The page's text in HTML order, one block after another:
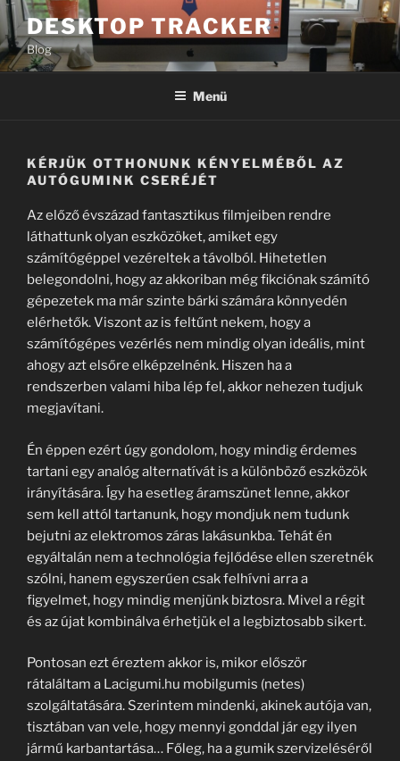
Tartalomhoz
DESKTOP TRACKER
Blog
Menü
KÉRJÜK OTTHONUNK KÉNYELMÉBŐL AZ
AUTÓGUMINK CSERÉJÉT
Az előző évszázad fantasztikus filmjeiben rendre
láthattunk olyan eszközöket, amiket egy
számítógéppel vezéreltek a távolból. Hihetetlen
belegondolni, hogy az akkoriban még fikciónak számító
gépezetek ma már szinte bárki számára könnyedén
elérhetők. Viszont az is feltűnt nekem, hogy a
számítógépes vezérlés nem mindig olyan ideális, mint
ahogy azt elsőre elképzelnénk. Hiszen ha a
rendszerben valami hiba lép fel, akkor nehezen tudjuk
megjavítani.
Én éppen ezért úgy gondolom, hogy mindig érdemes
tartani egy analóg alternatívát is a különböző eszközök
irányítására. Így ha esetleg áramszünet lenne, akkor
sem kell attól tartanunk, hogy mondjuk nem tudunk
bejutni az elektromos záras lakásunkba. Tehát én
egyáltalán nem a technológia fejlődése ellen szeretnék
szólni, hanem egyszerűen csak felhívni arra a
figyelmet, hogy mindig menjünk biztosra. Mivel a régit
és az újat kombinálva érhetjük el a legbiztosabb sikert.
Pontosan ezt éreztem akkor is, mikor először
rátaláltam a Lacigumi.hu mobilgumis (netes)
szolgáltatására. Szerintem mindenki, akinek autója van,
tisztában van vele, hogy mennyi gonddal jár egy ilyen
jármű karbantartása… Főleg, ha a gumik szervizeléséről